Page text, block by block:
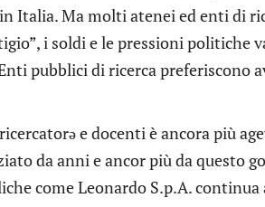
Italia. Ma molti atenei ed enti di
i soldi e le pressioni politiche
pubblici di ricerca preferiscono
e docenti è ancora più
da anni e ancor più da questo
come Leonardo S.p.A.